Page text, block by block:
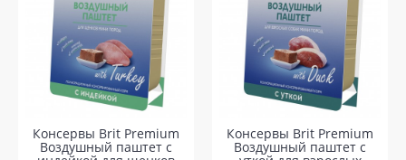
Консервы Brit Premium
Воздушный паштет с
Консервы Brit Premium
Воздушный паштет с